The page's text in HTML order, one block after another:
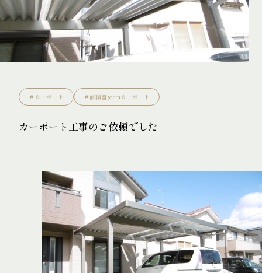
＃カーポート ＃耐積雪50cmカーポート
カーポート工事のご依頼でした
Contact